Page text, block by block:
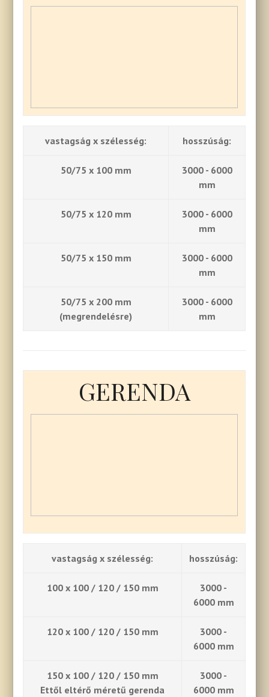
vastagság x szélesség: hosszúság:
50/75 x 100 mm
3000 - 6000
mm
50/75 x 120 mm
3000 - 6000
mm
50/75 x 150 mm
3000 - 6000
mm
50/75 x 200 mm
(megrendelésre)
3000 - 6000
mm
GERENDA
vastagság x szélesség: hosszúság:
100 x 100 / 120 / 150 mm
3000 -
6000 mm
120 x 100 / 120 / 150 mm
3000 -
6000 mm
150 x 100 / 120 / 150 mm
Ettől eltérő méretű gerenda
3000 -
6000 mm